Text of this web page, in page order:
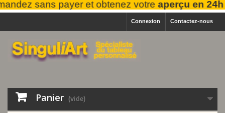
sans payer et obtenez votreaperçu en 24h
Contactez-nous
Connexion
Panier (vide)